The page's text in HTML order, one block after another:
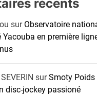
récents
sur Observatoire
Yacouba en première
surSmoty Poids
disc-jockey passioné